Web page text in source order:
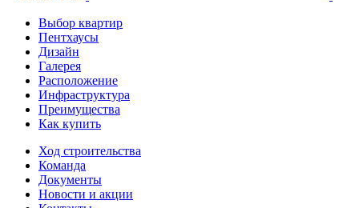
Выбор квартир
Пентхаусы
Дизайн
Галерея
Расположение
Инфраструктура
Преимущества
Как купить
Ход строительства
Команда
Документы
Новости и акции